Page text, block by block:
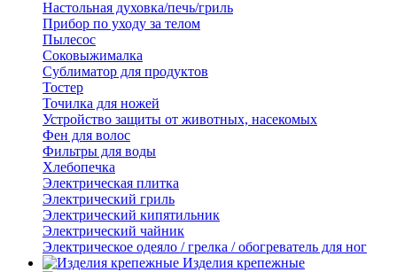
Настольная духовка/печь/гриль
Прибор по уходу за телом
Пылесос
Соковыжималка
Сублиматор для продуктов
Тостер
Точилка для ножей
Устройство защиты от животных, насекомых
Фен для волос
Фильтры для воды
Хлебопечка
Электрическая плитка
Электрический гриль
Электрический кипятильник
Электрический чайник
Электрическое одеяло / грелка / обогреватель для ног
Изделия крепежные